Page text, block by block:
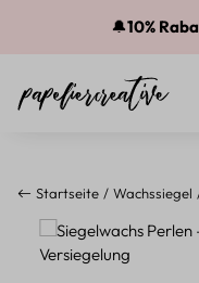
Zum Hauptinhalt springen
🔔10%
Startseite Wachssiegel
Bildergalerie